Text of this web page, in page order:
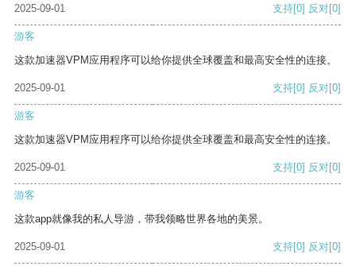
2025-09-01
支持[0] 反对[0]
游客
这款加速器VPM应用程序可以给你提供全球覆盖和最高安全性的连接。
2025-09-01 支持[0] 反对[0]
游客
这款加速器VPM应用程序可以给你提供全球覆盖和最高安全性的连接。
2025-09-01 支持[0] 反对[0]
游客
这款app就像我的私人导游，带我领略世界各地的美景。
2025-09-01 支持[0] 反对[0]